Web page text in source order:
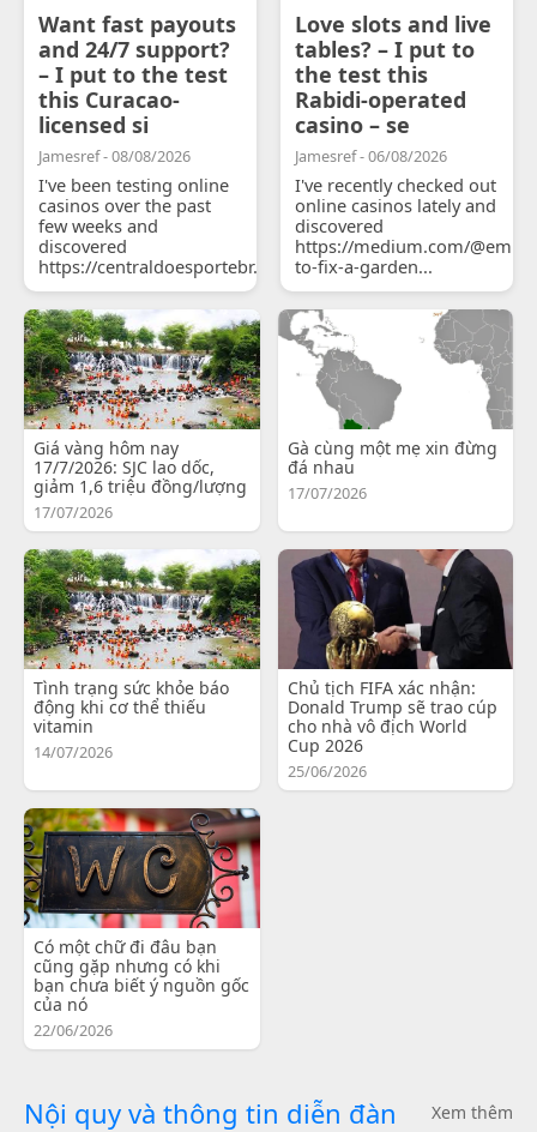
Want fast payouts
and 24/7 support?
– I put to the test
this Curacao-
licensed si
Jamesref - 08/08/2026
I've been testing online
casinos over the past
few weeks and
discovered
https://centraldoesportebr.substack.com/p/cucure...
Love slots and live
tables? – I put to
the test this
Rabidi-operated
casino – se
Jamesref - 06/08/2026
I've recently checked out
online casinos lately and
discovered
https://medium.com/
to-fix-a-garden...
Giá vàng hôm nay
17/7/2026: SJC lao dốc,
giảm 1,6 triệu đồng/lượng
17/07/2026
Gà cùng một mẹ xin đừng
đá nhau
17/07/2026
Tình trạng sức khỏe báo
động khi cơ thể thiếu
vitamin
14/07/2026
Chủ tịch FIFA xác nhận:
Donald Trump sẽ trao cúp
cho nhà vô địch World
Cup 2026
25/06/2026
Có một chữ đi đâu bạn
cũng gặp nhưng có khi
bạn chưa biết ý nguồn gốc
của nó
22/06/2026
Nội quy và thông tin diễn đàn Xem thêm